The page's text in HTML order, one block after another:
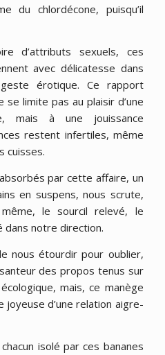
du chlordécone, puisqu’il
d’attributs sexuels, ces
avec délicatesse dans
érotique. Ce rapport
se limite pas au plaisir d’une
mais à une jouissance
restent infertiles, même
cuisses.
par cette affaire, un
en suspens, nous scrute,
le sourcil relevé, le
notre direction.
nous étourdir pour oublier,
des propos tenus sur
mais, ce manège
joyeuse d’une relation aigre-
isolé par ces bananes